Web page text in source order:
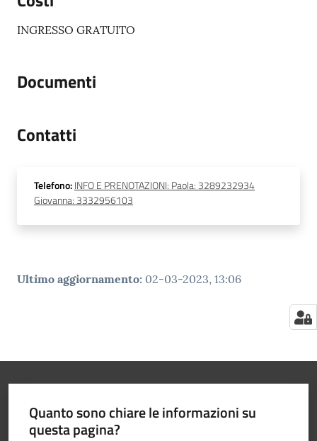
INGRESSO GRATUITO
Documenti
Contatti
Telefono:INFO E PRENOTAZIONI: Paola: 3289232934
Giovanna: 3332956103
Ultimo aggiornamento: 02-03-2023, 13:06
Quanto sono chiare le informazioni su
questa pagina?